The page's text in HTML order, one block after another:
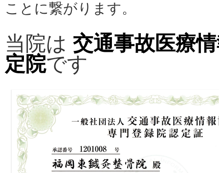
ことに繋がります。
当院は 交通事故医療
定院です